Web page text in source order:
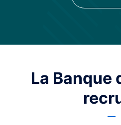
La Banque